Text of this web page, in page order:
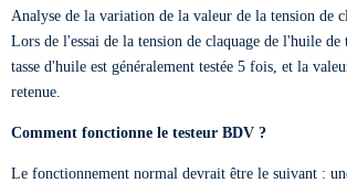
Analyse de la variation de la valeur de la tension de
Lors de l'essai de la tension de claquage de l'huile de
tasse d'huile est généralement testée 5 fois, et la
retenue.
Comment fonctionne le testeur BDV ?
Le fonctionnement normal devrait être le suivant :